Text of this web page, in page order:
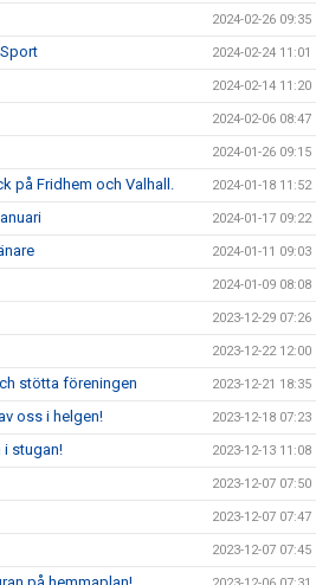
2024-02-26 09:35
2024-02-24 11:01
2024-02-14 11:20
2024-02-06 08:47
2024-01-26 09:15
på Fridhem och Valhall. 2024-01-18 11:52
2024-01-17 09:22
2024-01-11 09:03
2024-01-09 08:08
2023-12-29 07:26
2023-12-22 12:00
stötta föreningen 2023-12-21 18:35
oss i helgen! 2023-12-18 07:23
i stugan! 2023-12-13 11:08
2023-12-07 07:50
2023-12-07 07:47
2023-12-07 07:45